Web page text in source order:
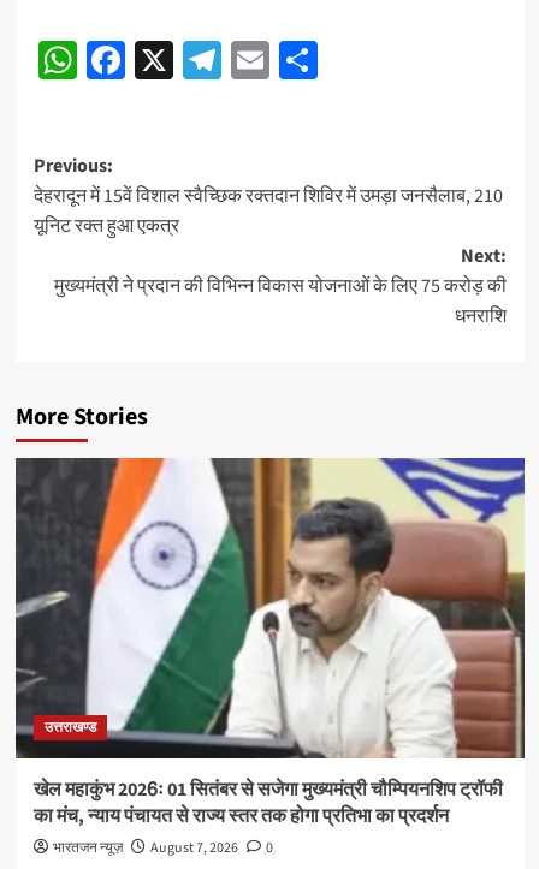
Post
navigation
WhatsApp
Facebook
X Telegram
EmailShare
Post
navigation
Previous:
देहरादून में 15वें विशाल स्वैच्छिक रक्तदान शिविर में उमड़ा जनसैलाब, 210
यूनिट रक्त हुआ एकत्र
Next:
मुख्यमंत्री ने प्रदान की विभिन्न विकास योजनाओं के लिए 75 करोड़ की
धनराशि
More Stories
उत्तराखण्ड
खेल महाकुंभ 2026ः 01 सितंबर से सजेगा मुख्यमंत्री चौम्पियनशिप ट्रॉफी
का मंच, न्याय पंचायत से राज्य स्तर तक होगा प्रतिभा का प्रदर्शन
भारतजन न्यूज़ August 7, 2026 0